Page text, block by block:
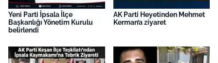
Yeni Parti İpsala İlçe
Başkanlığı Yönetim Kurulu
belirlendi
AK Parti Heyetinden Mehmet
Kerman’a ziyaret